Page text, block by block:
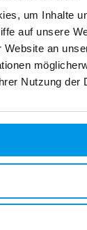
um Inhalte
auf unsere
Website an
Nutzung der
:
cesse : un petit